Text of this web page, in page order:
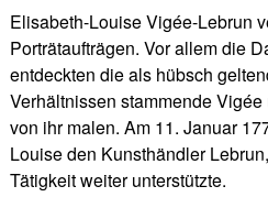
Elisabeth-Louise Vigée-Lebrun
Porträtaufträgen. Vor allem die
entdeckten die als hübsch
Verhältnissen stammende
von ihr malen. Am 11. Januar
Louise den Kunsthändler
Tätigkeit weiter unterstützte.